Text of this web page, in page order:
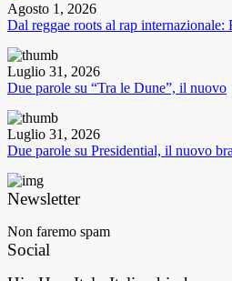
Agosto 1, 2026
Dal reggae roots al rap internazionale:
Luglio 31, 2026
Due parole su “Tra le Dune”, il nuovo
Luglio 31, 2026
Due parole su Presidential, il nuovo
Newsletter
Non faremo spam
Social